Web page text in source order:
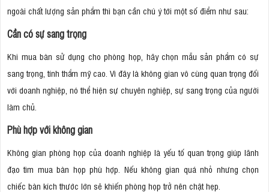
ngoài chất lượng sản phẩm thì bạn cần chú ý tới một số điểm như sau:
Cần có sự sang trọng
Khi mua bàn sử dụng cho phòng họp, hãy chọn mẫu sản phẩm có sự
sang trọng, tính thẩm mỹ cao. Vì đây là không gian vô cùng quan trọng đối
với doanh nghiệp, nó thể hiện sự chuyên nghiệp, sự sang trọng của người
làm chủ.
Phù hợp với không gian
Không gian phòng họp của doanh nghiệp là yếu tố quan trọng giúp lãnh
đạo tìm mua bàn họp phù hợp. Nếu không gian quá nhỏ nhưng chọn
chiếc bàn kích thước lớn sẽ khiến phòng họp trở nên chật hẹp.